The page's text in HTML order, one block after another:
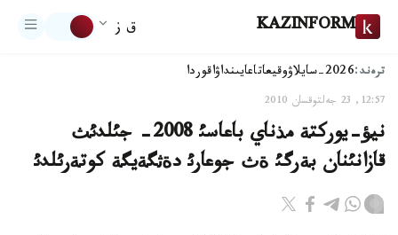
KAZINFORM ق ز
ترەند:2026-سايلاۋ وقيعاتاعايىنداۋاقوردا
12:57, 23 جەلتوقسان 2010
نيؤ-يوركتة مذناي باعاسئ 2008- جئلدئث
قازانئنان بةرگئ ةث جوعارئ دةثگةيگة كوتةرئلدئ